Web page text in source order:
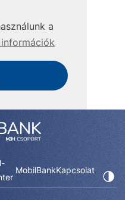
a
MobilBankKapcsolat